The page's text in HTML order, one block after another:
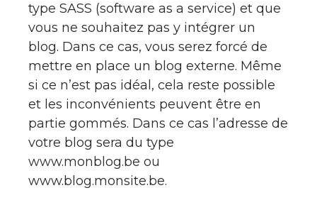
type SASS (software as a service) et que
vous ne souhaitez pas y intégrer un
blog. Dans ce cas, vous serez forcé de
mettre en place un blog externe. Même
si ce n’est pas idéal, cela reste possible
et les inconvénients peuvent être en
partie gommés. Dans ce cas l’adresse de
votre blog sera du type
www.monblog.be ou
www.blog.monsite.be.